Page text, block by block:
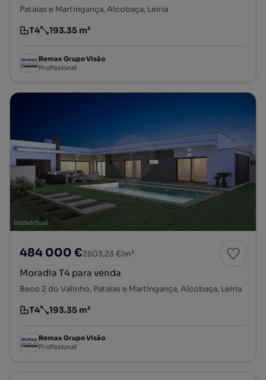
Pataias e Martingança, Alcobaça, Leiria
Tipologia
T4
Preço por metro quadrado
193.35 m²
Remax Grupo Visão
Profissional
484 000 €2503,23 €/m²
Moradia T4 para venda
Beco 2 do Valinho, Pataias e Martingança, Alcobaça, Leiria
Tipologia
T4
Preço por metro quadrado
193.35 m²
Remax Grupo Visão
Profissional